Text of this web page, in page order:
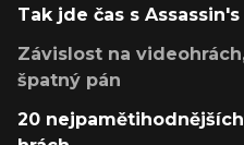
Tak jde čas s
Závislost na
špatný pán
20